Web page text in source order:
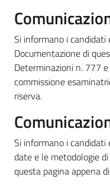
Si informano i
Documentazione di
Determinazioni n. 777
commissione
riserva.
Si informano i candidati
date e le metodologie
questa pagina appena